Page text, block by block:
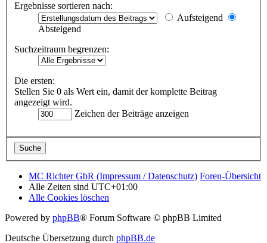
Ergebnisse sortieren nach:
Aufsteigend
Absteigend
Suchzeitraum begrenzen:
Die ersten:
Stellen Sie 0 als Wert ein, damit der komplette Beitrag
angezeigt wird.
Zeichen der Beiträge anzeigen
MC Richter GbR (Impressum / Datenschutz) Foren-Übersicht
Alle Zeiten sind UTC+01:00
Alle Cookies löschen
Powered by phpBB® Forum Software © phpBB Limited
Deutsche Übersetzung durch phpBB.de